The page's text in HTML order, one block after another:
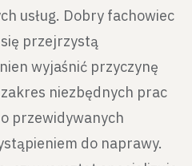
usług. Dobry fachowiec
przejrzystą
wyjaśnić przyczynę
niezbędnych prac
przewidywanych
do naprawy.